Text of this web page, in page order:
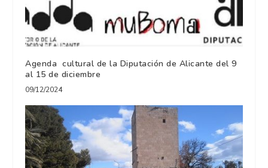
Agenda cultural de la Diputación de Alicante del 9
al 15 de diciembre
09/12/2024